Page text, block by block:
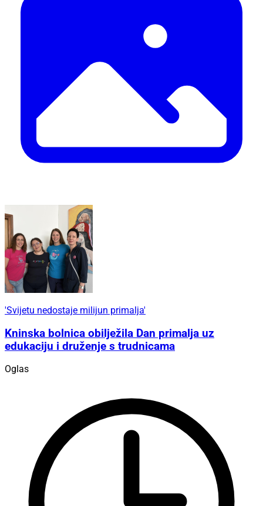
'Svijetu nedostaje milijun primalja'
Kninska bolnica obilježila Dan primalja uz
edukaciju i druženje s trudnicama
Oglas